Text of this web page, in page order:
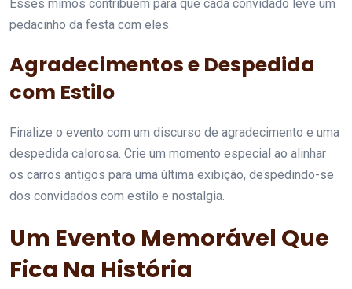
Esses mimos contribuem para que cada convidado leve um
pedacinho da festa com eles.
Agradecimentos e Despedida
com Estilo
Finalize o evento com um discurso de agradecimento e uma
despedida calorosa. Crie um momento especial ao alinhar
os carros antigos para uma última exibição, despedindo-se
dos convidados com estilo e nostalgia.
Um Evento Memorável Que
Fica Na História